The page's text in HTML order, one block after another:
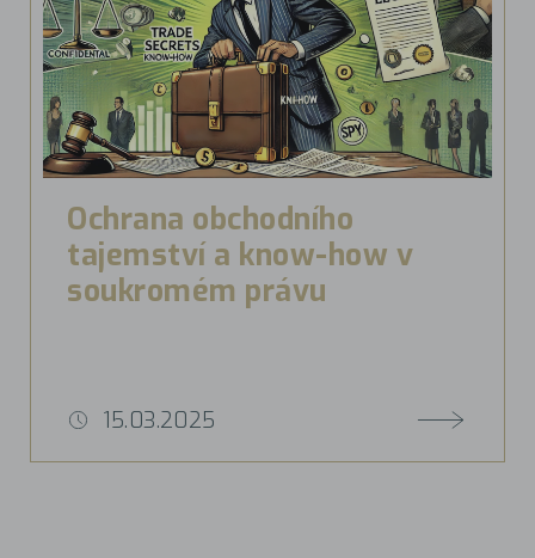
Ochrana obchodního
tajemství a know-how v
soukromém právu
15.03.2025